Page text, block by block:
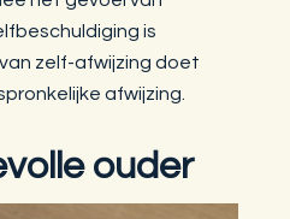
is
zelf-afwijzing doet
afwijzing.
ouder